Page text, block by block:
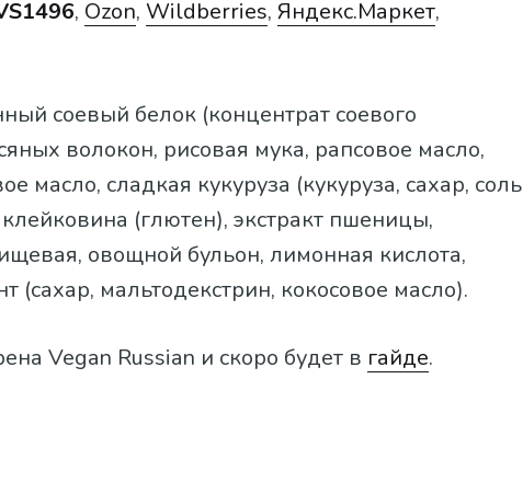
, Ozon, Wildberries, Яндекс.Маркет,
соевый белок (концентрат соевого
волокон, рисовая мука, рапсовое масло,
масло, сладкая кукуруза (кукуруза, сахар, соль
(глютен), экстракт пшеницы,
овощной бульон, лимонная кислота,
(сахар, мальтодекстрин, кокосовое масло).
Vegan Russian и скоро будет в гайде.